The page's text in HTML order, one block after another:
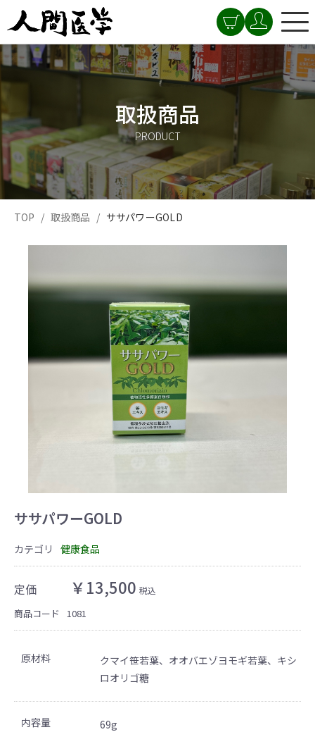
取扱商品
PRODUCT
TOP 取扱商品 ササパワーGOLD
ササパワーGOLD
カテゴリ 健康食品
定価 ￥13,500 税込
商品コード 1081
原材料
クマイ笹若葉、オオバエゾヨモギ若葉、キシ
ロオリゴ糖
内容量 69g